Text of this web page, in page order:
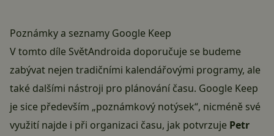
Poznámky a seznamy Google Keep
V tomto díle SvětAndroida doporučuje se budeme
zabývat nejen tradičními kalendářovými programy, ale
také dalšími nástroji pro plánování času. Google Keep
je sice především „poznámkový notýsek“, nicméně své
využití najde i při organizaci času, jak potvrzuje Petr